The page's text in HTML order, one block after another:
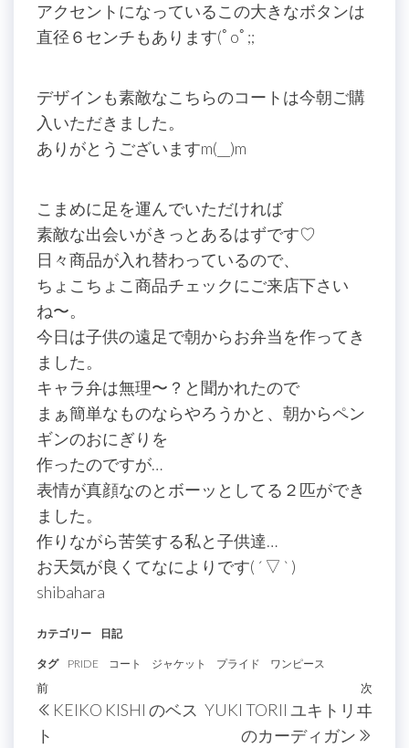
アクセントになっているこの大きなボタンは
直径６センチもあります(ﾟoﾟ;;
デザインも素敵なこちらのコートは今朝ご購
入いただきました。
ありがとうございますm(__)m
こまめに足を運んでいただければ
素敵な出会いがきっとあるはずです♡
日々商品が入れ替わっているので、
ちょこちょこ商品チェックにご来店下さい
ね〜。
今日は子供の遠足で朝からお弁当を作ってき
ました。
キャラ弁は無理〜？と聞かれたので
まぁ簡単なものならやろうかと、朝からペン
ギンのおにぎりを
作ったのですが…
表情が真顔なのとボーッとしてる２匹ができ
ました。
作りながら苦笑する私と子供達…
お天気が良くてなによりです( ´ ▽ ` )
shibahara
カテゴリー 日記
タグ PRIDE コート ジャケット プライド ワンピース
投
稿
過
去
の
前
KEIKO KISHI のベス
ト
次
の
次
YUKI TORII ユキトリヰ
のカーディガン